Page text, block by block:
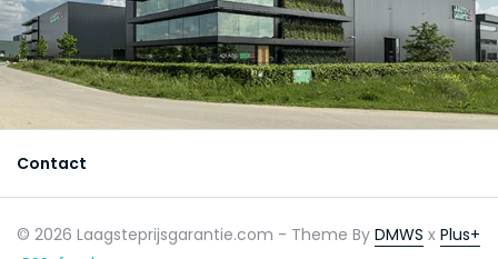
Contact
© 2026 Laagsteprijsgarantie.com - Theme By DMWS x Plus+